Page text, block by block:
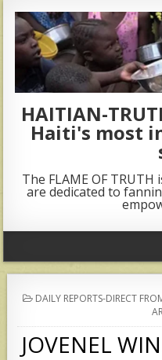
HAITIAN-
Haiti's most
The FLAME OF
are dedicated to
POSTED
DAILY REPORTS-DIRECT
JOVENEL